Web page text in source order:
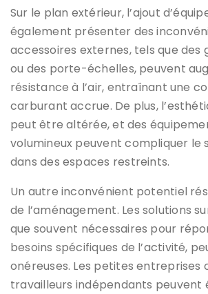
Sur le plan extérieur, l’ajout
également présenter des
accessoires externes, tels que des
ou des porte-échelles, peuvent
résistance à l’air, entraînant une
carburant accrue. De plus,
peut être altérée, et des
volumineux peuvent compliquer le
dans des espaces restreints.
Un autre inconvénient potentiel
de l’aménagement. Les solutions
que souvent nécessaires pour
besoins spécifiques de l’activité,
onéreuses. Les petites entreprises
travailleurs indépendants